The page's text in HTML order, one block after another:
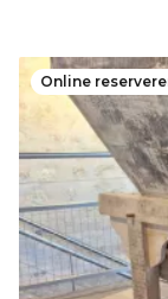
Online